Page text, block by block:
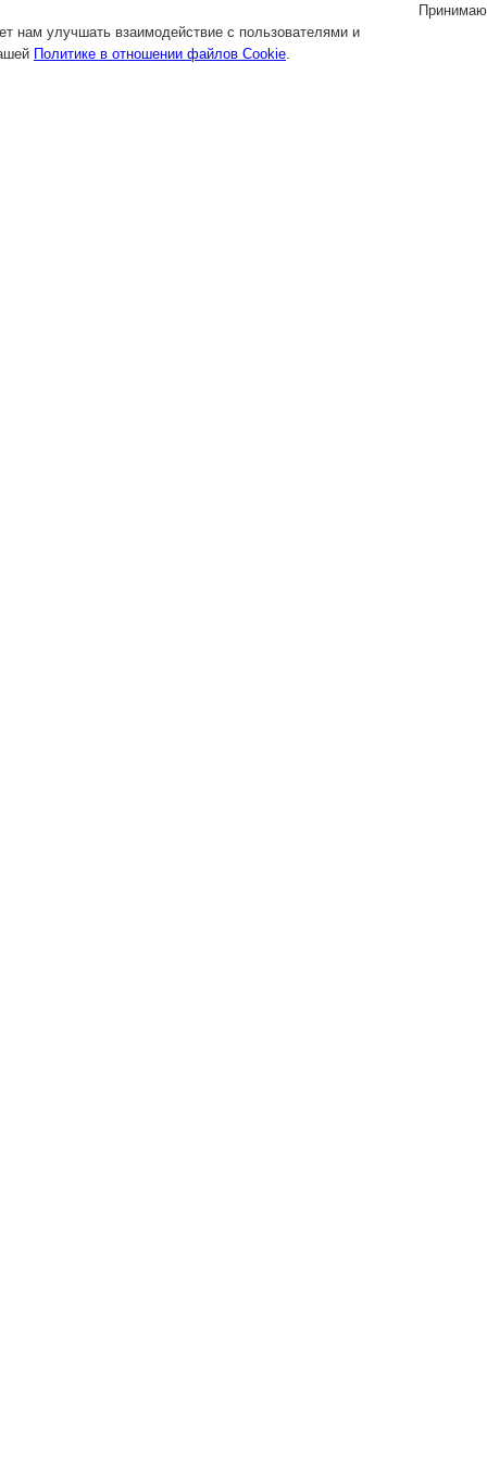
нам улучшать взаимодействие с пользователями и
Политике в отношении файлов Cookie.
Принимаю